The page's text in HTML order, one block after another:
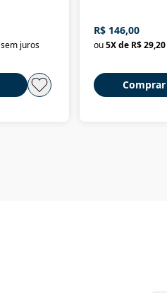
sem juros
R$ 146,00
ou5X de R$ 29,20
Comprar